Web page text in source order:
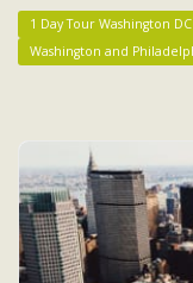
1 Day Tour Washington DC
Washington and